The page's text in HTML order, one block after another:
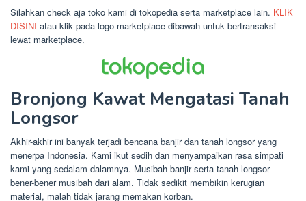
Silahkan check aja toko kami di tokopedia serta marketplace lain. KLIK
DISINI atau klik pada logo marketplace dibawah untuk bertransaksi
lewat marketplace.
Bronjong Kawat Mengatasi Tanah
Longsor
Akhir-akhir ini banyak terjadi bencana banjir dan tanah longsor yang
menerpa Indonesia. Kami ikut sedih dan menyampaikan rasa simpati
kami yang sedalam-dalamnya. Musibah banjir serta tanah longsor
bener-bener musibah dari alam. Tidak sedikit membikin kerugian
material, malah tidak jarang memakan korban.